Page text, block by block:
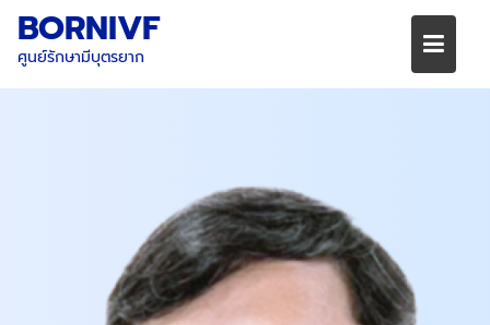
BORNIVF
ศูนย์รักษามีบุตรยาก